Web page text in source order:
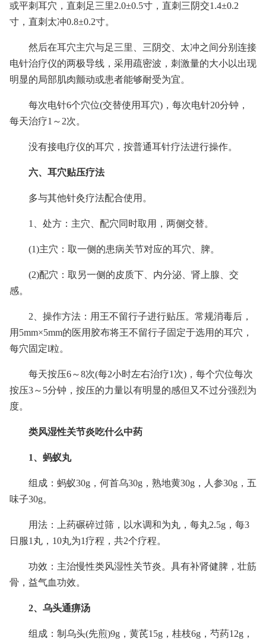
或平刺耳穴，直刺足三里2.0±0.5寸，直刺三阴交1.4±0.2
寸，直刺太冲0.8±0.2寸。
然后在耳穴主穴与足三里、三阴交、太冲之间分别连接
电针治疗仪的两极导线，采用疏密波，刺激量的大小以出现
明显的局部肌肉颤动或患者能够耐受为宜。
每次电针6个穴位(交替使用耳穴)，每次电针20分钟，
每天治疗1～2次。
没有接电疗仪的耳穴，按普通耳针疗法进行操作。
六、耳穴贴压疗法
多与其他针灸疗法配合使用。
1、处方：主穴、配穴同时取用，两侧交替。
(1)主穴：取一侧的患病关节对应的耳穴、脾。
(2)配穴：取另一侧的皮质下、内分泌、肾上腺、交
感。
2、操作方法：用王不留行子进行贴压。常规消毒后，
用5mm×5mm的医用胶布将王不留行子固定于选用的耳穴，
每穴固定l粒。
每天按压6～8次(每2小时左右治疗1次)，每个穴位每次
按压3～5分钟，按压的力量以有明显的感但又不过分强烈为
度。
类风湿性关节炎吃什么中药
1、蚂蚁丸
组成：蚂蚁30g，何首乌30g，熟地黄30g，人参30g，五
味子30g。
用法：上药碾碎过筛，以水调和为丸，每丸2.5g，每3
日服1丸，10丸为1疗程，共2个疗程。
功效：主治慢性类风湿性关节炎。具有补肾健脾，壮筋
骨，益气血功效。
2、乌头通痹汤
组成：制乌头(先煎)9g，黄芪15g，桂枝6g，芍药12g，